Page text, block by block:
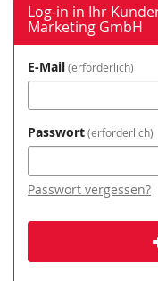
Log-in in Ihr
Marketing GmbH
E-Mail erforderlich
Passwort erforderlich
Passwort vergessen?